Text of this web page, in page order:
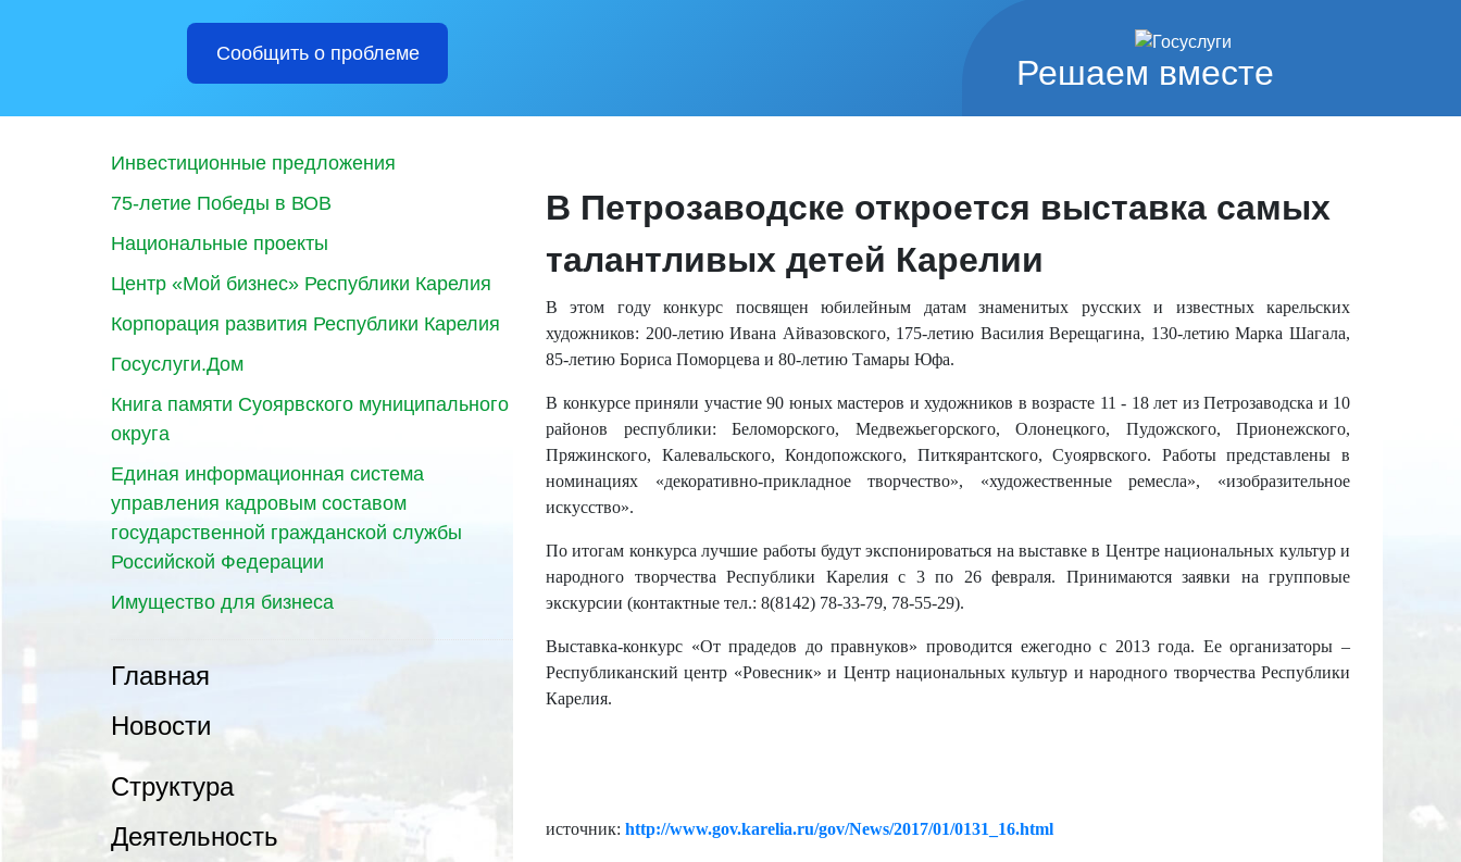
Решаем вместе
Сообщить о проблеме
Инвестиционные предложения
75-летие Победы в ВОВ
Национальные проекты
Центр «Мой бизнес» Республики Карелия
Корпорация развития Республики Карелия
Госуслуги.Дом
Книга памяти Суоярвского муниципального
округа
Единая информационная система
управления кадровым составом
государственной гражданской службы
Российской Федерации
Имущество для бизнеса
Главная
Новости
Структура
Деятельность
В Петрозаводске откроется выставка самых
талантливых детей Карелии
В этом году конкурс посвящен юбилейным датам знаменитых русских и известных карельских
художников: 200-летию Ивана Айвазовского, 175-летию Василия Верещагина, 130-летию Марка Шагала,
85-летию Бориса Поморцева и 80-летию Тамары Юфа.
В конкурсе приняли участие 90 юных мастеров и художников в возрасте 11 - 18 лет из Петрозаводска и 10
районов республики: Беломорского, Медвежьегорского, Олонецкого, Пудожского, Прионежского,
Пряжинского, Калевальского, Кондопожского, Питкярантского, Суоярвского. Работы представлены в
номинациях «декоративно-прикладное творчество», «художественные ремесла», «изобразительное
искусство».
По итогам конкурса лучшие работы будут экспонироваться на выставке в Центре национальных культур и
народного творчества Республики Карелия с 3 по 26 февраля. Принимаются заявки на групповые
экскурсии (контактные тел.: 8(8142) 78-33-79, 78-55-29).
Выставка-конкурс «От прадедов до правнуков» проводится ежегодно с 2013 года. Ее организаторы –
Республиканский центр «Ровесник» и Центр национальных культур и народного творчества Республики
Карелия.
источник: http://www.gov.karelia.ru/gov/News/2017/01/0131_16.html